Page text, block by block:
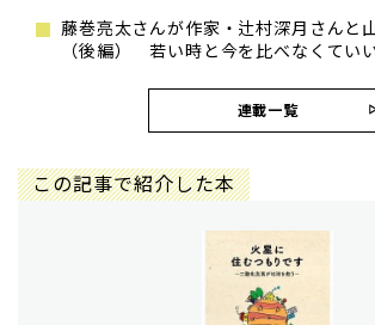
藤巻亮太さんが作家・辻村深月さんと
（後編） 若い時と今を比べなくてい
連載一覧
この記事で紹介した本